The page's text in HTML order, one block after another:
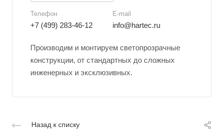
Телефон
+7 (499) 283-46-12
E-mail
info@hartec.ru
Производим и монтируем светопрозрачные
конструкции, от стандартных до сложных
инженерных и эксклюзивных.
Назад к списку